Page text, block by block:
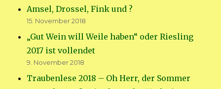
Amsel, Drossel, Fink und ?
15. November 2018
„Gut Wein will Weile haben“ oder Riesling
2017 ist vollendet
9. November 2018
Traubenlese 2018 – Oh Herr, der Sommer